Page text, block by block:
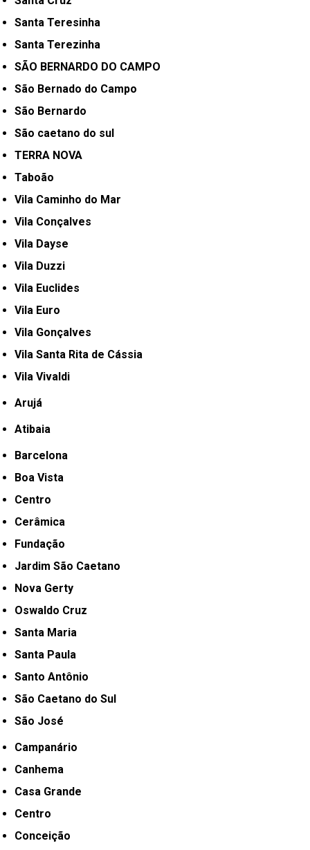
Santa Teresinha
Santa Terezinha
SÃO BERNARDO DO CAMPO
São Bernado do Campo
São Bernardo
São caetano do sul
TERRA NOVA
Taboão
Vila Caminho do Mar
Vila Conçalves
Vila Dayse
Vila Duzzi
Vila Euclides
Vila Euro
Vila Gonçalves
Vila Santa Rita de Cássia
Vila Vivaldi
Arujá
Atibaia
Barcelona
Boa Vista
Centro
Cerâmica
Fundação
Jardim São Caetano
Nova Gerty
Oswaldo Cruz
Santa Maria
Santa Paula
Santo Antônio
São Caetano do Sul
São José
Campanário
Canhema
Casa Grande
Centro
Conceição